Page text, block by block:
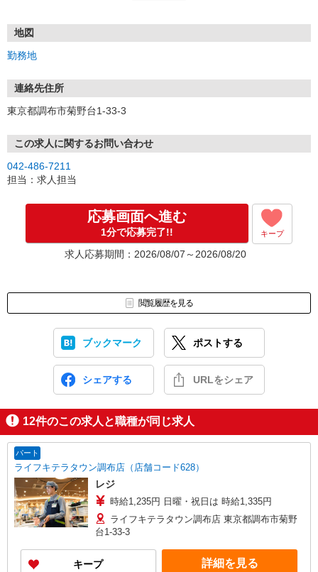
地図
勤務地
連絡先住所
東京都調布市菊野台1-33-3
この求人に関するお問い合わせ
042-486-7211
担当：求人担当
応募画面へ進む
1分で応募完了!! キープ
求人応募期間：2026/08/07～2026/08/20
閲覧履歴を見る
ブックマーク ポストする
シェアする URLをシェア
12件のこの求人と職種が同じ求人
パート
ライフキテラタウン調布店（店舗コード628）
レジ
時給1,235円 日曜・祝日は 時給1,335円
ライフキテラタウン調布店 東京都調布市菊野
台1-33-3
キープ 詳細を見る